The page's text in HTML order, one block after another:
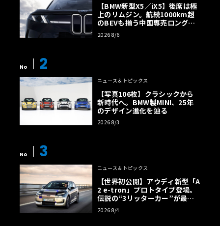
【BMW新型X5／iX5】後席は極
上のリムジン。航続1000km超
のBEVも揃う中国専売ロング仕
様の全貌
2026 8/6
No 2
ニュース＆トピックス
【写真106枚】クラシックから
新時代へ。BMW製MINI、25年
のデザイン進化を辿る
2026 8/3
No 3
ニュース＆トピックス
【世界初公開】アウディ新型「A
2 e-tron」プロトタイプ登場。
伝説の“3リッターカー”が最高
効率エントリーBEVとして復活
【画像38枚】
2026 8/4